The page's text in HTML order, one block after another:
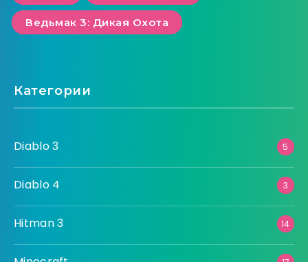
Ведьмак 3: Дикая Охота
Категории
Diablo 3 5
Diablo 4 3
Hitman 3 14